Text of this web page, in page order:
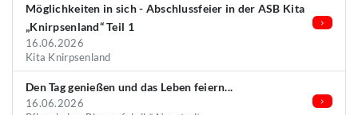
Möglichkeiten in sich - Abschlussfeier in der ASB Kita
„Knirpsenland“ Teil 1
16.06.2026
Kita Knirpsenland
Den Tag genießen und das Leben feiern...
16.06.2026